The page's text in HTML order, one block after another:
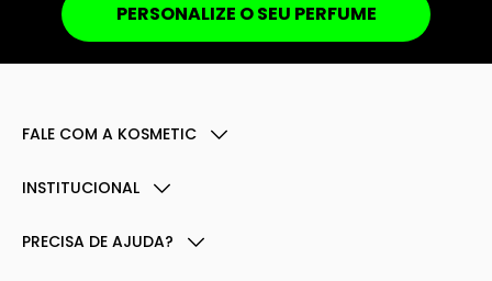
PERSONALIZE O SEU PERFUME
FALE COM A KOSMETIC
INSTITUCIONAL
PRECISA DE AJUDA?